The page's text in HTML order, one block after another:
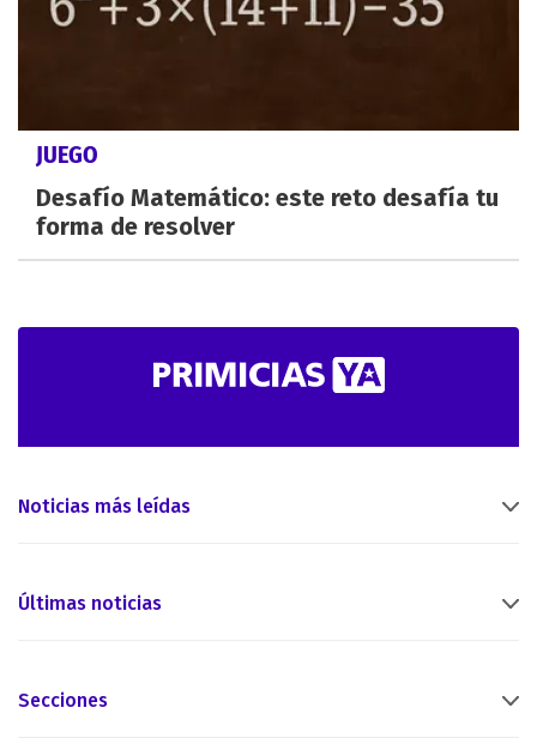
JUEGO
Desafío Matemático: este reto desafía tu
forma de resolver
Noticias más leídas
Últimas noticias
Secciones